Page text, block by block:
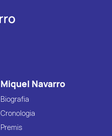
Miquel Navarro
Biografia
Cronologia
Premis